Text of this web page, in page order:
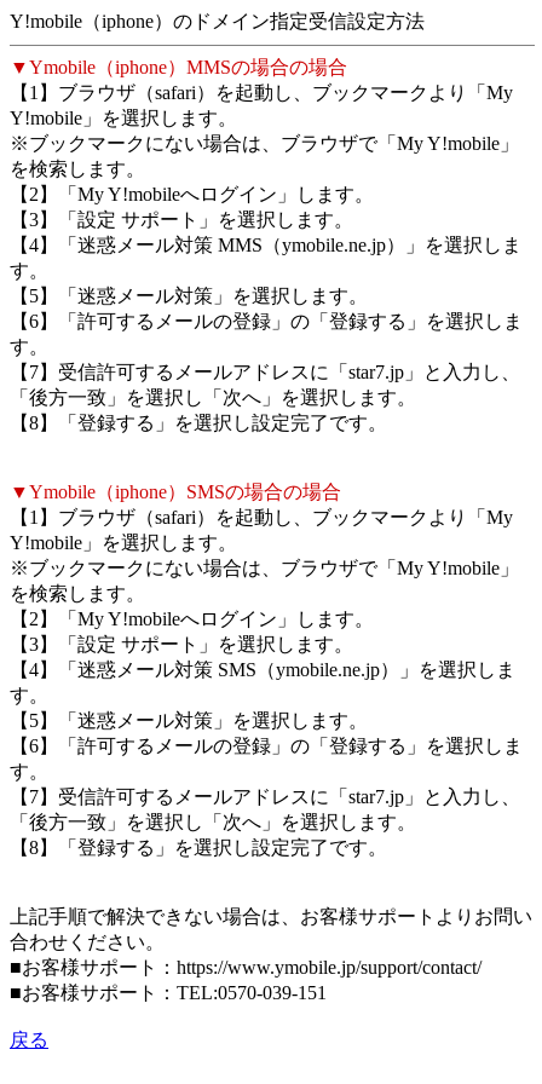
Y!mobile（iphone）のドメイン指定受信設定方法
▼Ymobile（iphone）MMSの場合の場合
【1】ブラウザ（safari）を起動し、ブックマークより「My
Y!mobile」を選択します。
※ブックマークにない場合は、ブラウザで「My Y!mobile」
を検索します。
【2】「My Y!mobileへログイン」します。
【3】「設定 サポート」を選択します。
【4】「迷惑メール対策 MMS（ymobile.ne.jp）」を選択しま
す。
【5】「迷惑メール対策」を選択します。
【6】「許可するメールの登録」の「登録する」を選択しま
す。
【7】受信許可するメールアドレスに「star7.jp」と入力し、
「後方一致」を選択し「次へ」を選択します。
【8】「登録する」を選択し設定完了です。
▼Ymobile（iphone）SMSの場合の場合
【1】ブラウザ（safari）を起動し、ブックマークより「My
Y!mobile」を選択します。
※ブックマークにない場合は、ブラウザで「My Y!mobile」
を検索します。
【2】「My Y!mobileへログイン」します。
【3】「設定 サポート」を選択します。
【4】「迷惑メール対策 SMS（ymobile.ne.jp）」を選択しま
す。
【5】「迷惑メール対策」を選択します。
【6】「許可するメールの登録」の「登録する」を選択しま
す。
【7】受信許可するメールアドレスに「star7.jp」と入力し、
「後方一致」を選択し「次へ」を選択します。
【8】「登録する」を選択し設定完了です。
上記手順で解決できない場合は、お客様サポートよりお問い
合わせください。
■お客様サポート：https://www.ymobile.jp/support/contact/
■お客様サポート：TEL:0570-039-151
戻る